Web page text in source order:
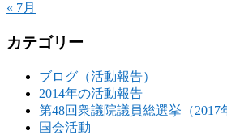
« 7月
カテゴリー
ブログ（活動報告）
2014年の活動報告
第48回衆議院議員総選挙（2017
国会活動